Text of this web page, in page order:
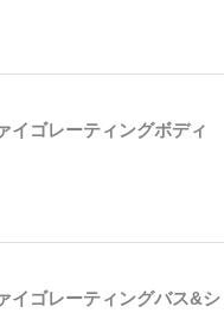
イゴレーティングボディ
イゴレーティングバス&シ